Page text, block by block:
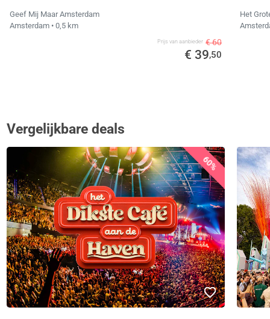
Geef Mij Maar Amsterdam
Amsterdam • 0,5 km
Prijs van aanbieder € 60
€ 39,50
Het
Vergelijkbare deals
60%